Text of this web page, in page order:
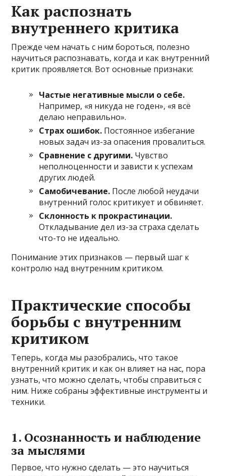
Как распознать
внутреннего критика
Прежде чем начать с ним бороться, полезно
научиться распознавать, когда и как внутренний
критик проявляется. Вот основные признаки:
Частые негативные мысли о себе.
Например, «я никуда не годен», «я всё
делаю неправильно».
Страх ошибок. Постоянное избегание
новых задач из-за опасения провалиться.
Сравнение с другими. Чувство
неполноценности и зависти к успехам
других людей.
Самобичевание. После любой неудачи
внутренний голос критикует и обвиняет.
Склонность к прокрастинации.
Откладывание дел из-за страха сделать
что-то не идеально.
Понимание этих признаков — первый шаг к
контролю над внутренним критиком.
Практические способы
борьбы с внутренним
критиком
Теперь, когда мы разобрались, что такое
внутренний критик и как он влияет на нас, пора
узнать, что можно сделать, чтобы справиться с
ним. Ниже собраны эффективные инструменты и
техники.
1. Осознанность и наблюдение
за мыслями
Первое, что нужно сделать — это научиться